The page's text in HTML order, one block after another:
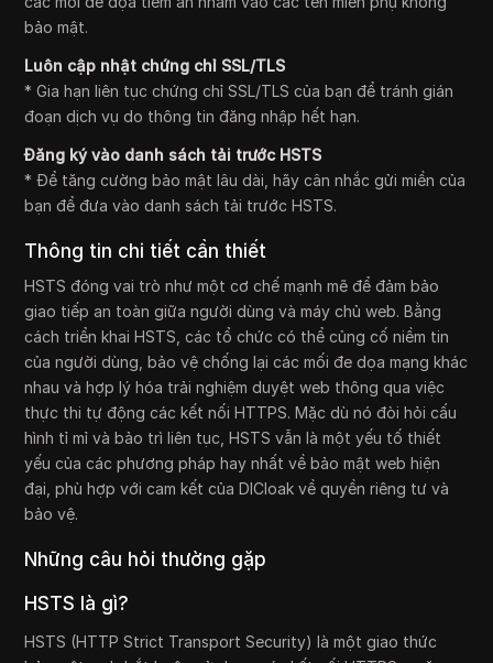
bảo mật.
Luôn cập nhật chứng chỉ SSL/TLS
* Gia hạn liên tục chứng chỉ SSL/TLS của bạn để tránh gián
đoạn dịch vụ do thông tin đăng nhập hết hạn.
Đăng ký vào danh sách tải trước HSTS
* Để tăng cường bảo mật lâu dài, hãy cân nhắc gửi miền của
bạn để đưa vào danh sách tải trước HSTS.
Thông tin chi tiết cần thiết
HSTS đóng vai trò như một cơ chế mạnh mẽ để đảm bảo
giao tiếp an toàn giữa người dùng và máy chủ web. Bằng
cách triển khai HSTS, các tổ chức có thể củng cố niềm tin
của người dùng, bảo vệ chống lại các mối đe dọa mạng khác
nhau và hợp lý hóa trải nghiệm duyệt web thông qua việc
thực thi tự động các kết nối HTTPS. Mặc dù nó đòi hỏi cấu
hình tỉ mỉ và bảo trì liên tục, HSTS vẫn là một yếu tố thiết
yếu của các phương pháp hay nhất về bảo mật web hiện
đại, phù hợp với cam kết của DICloak về quyền riêng tư và
bảo vệ.
Những câu hỏi thường gặp
HSTS là gì?
HSTS (HTTP Strict Transport Security) là một giao thức